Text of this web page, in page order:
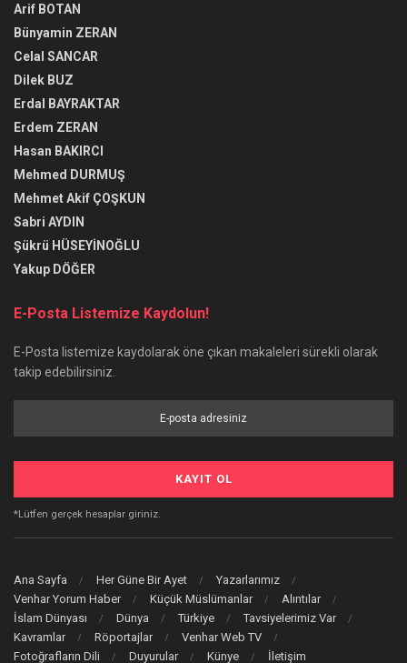
Arif BOTAN
Bünyamin ZERAN
Celal SANCAR
Dilek BUZ
Erdal BAYRAKTAR
Erdem ZERAN
Hasan BAKIRCI
Mehmed DURMUŞ
Mehmet Akif ÇOŞKUN
Sabri AYDIN
Şükrü HÜSEYİNOĞLU
Yakup DÖĞER
E-Posta Listemize Kaydolun!
E-Posta listemize kaydolarak öne çıkan makaleleri sürekli olarak
takip edebilirsiniz.
*Lütfen gerçek hesaplar giriniz.
Ana Sayfa Her Güne Bir Ayet
Yazarlarımız
Venhar Yorum Haber
Küçük Müslümanlar
Alıntılar
İslam Dünyası
Dünya Türkiye
Tavsiyelerimiz Var
Kavramlar
Röportajlar
Venhar Web TV
Fotoğrafların Dili
Duyurular Künye İletişim